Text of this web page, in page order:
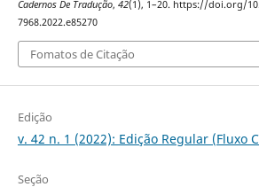
Cadernos De Tradução, 42(1), 1–20. https://doi.org/
7968.2022.e85270
Fomatos de Citação
Edição
v. 42 n. 1 (2022): Edição Regular (Fluxo
Seção